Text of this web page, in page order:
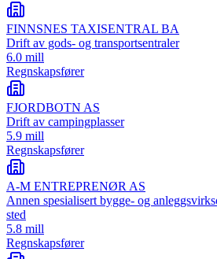
FINNSNES TAXISENTRAL BA
Drift av gods- og transportsentraler
6.0 mill
Regnskapsfører
FJORDBOTN AS
Drift av campingplasser
5.9 mill
Regnskapsfører
A-M ENTREPRENØR AS
Annen spesialisert bygge- og
sted
5.8 mill
Regnskapsfører